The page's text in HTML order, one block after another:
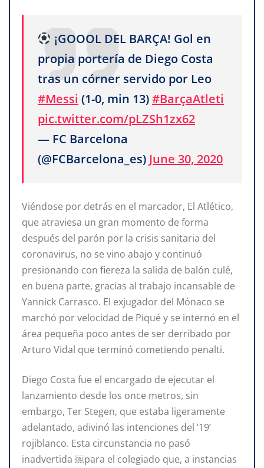
¡GOOOL DEL BARÇA! Gol en
propia portería de Diego Costa
tras un córner servido por Leo
#Messi (1-0, min 13)#BarçaAtleti
pic.twitter.com/pLZSh1zx62
— FC Barcelona
(@FCBarcelona_es) June 30, 2020
Viéndose por detrás en el marcador, El Atlético,
que atraviesa un gran momento de forma
después del parón por la crisis sanitaria del
coronavirus, no se vino abajo y continuó
presionando con fiereza la salida de balón culé,
en buena parte, gracias al trabajo incansable de
Yannick Carrasco. El exjugador del Mónaco se
marchó por velocidad de Piqué y se internó en el
área pequeña poco antes de ser derribado por
Arturo Vidal que terminó cometiendo penalti.
Diego Costa fue el encargado de ejecutar el
lanzamiento desde los once metros, sin
embargo, Ter Stegen, que estaba ligeramente
adelantado, adivinó las intenciones del ’19’
rojiblanco. Esta circunstancia no pasó
inadvertida ￼para el colegiado que, a instancias